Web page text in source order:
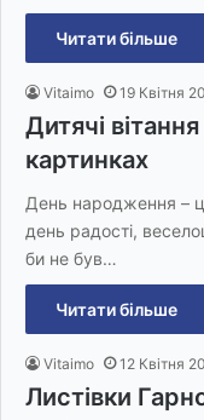
Читати більше
Vitaimo 19 Квітня
Дитячі
картинках
День народження –
день радості,
би не був…
Читати більше
Vitaimo 12 Квітня
Листівки